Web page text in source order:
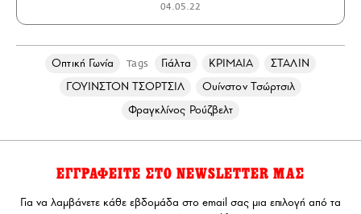
04.05.22
Οπτική Γωνία Tags Γιάλτα ΚΡΙΜΑΙΑ
ΣΤΑΛΙΝ
ΓΟΥΙΝΣΤΟΝ ΤΣΟΡΤΣΙΛ
Ουίνστον Τσώρτσιλ
Φραγκλίνος Ρούζβελτ
ΕΓΓΡΑΦΕΙΤΕ ΣΤΟ NEWSLETTER ΜΑΣ
Για να λαμβάνετε κάθε εβδομάδα στο email σας μια επιλογή από τα